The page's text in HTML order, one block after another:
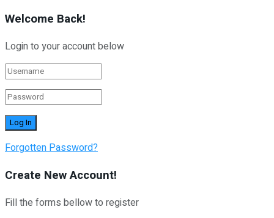
Welcome Back!
Login to your account below
Forgotten Password?
Create New Account!
Fill the forms bellow to register